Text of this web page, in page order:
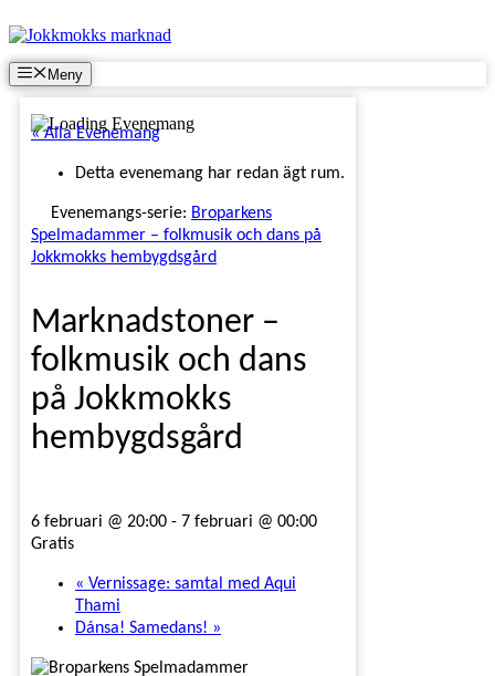
till
innehåll
Meny
« Alla Evenemang
Detta evenemang har redan ägt rum.
Evenemangs-serie: Broparkens
Spelmadammer – folkmusik och dans på
Jokkmokks hembygdsgård
Marknadstoner –
folkmusik och dans
på Jokkmokks
hembygdsgård
6 februari @ 20:00 - 7 februari @ 00:00
Gratis
« Vernissage: samtal med Aqui
Thami
Dánsa! Samedans! »